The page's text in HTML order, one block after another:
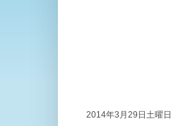
2014年3月29日土曜日